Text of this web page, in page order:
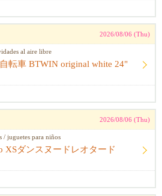
2026/08/06 (Thu)
al aire libre
転車 BTWIN original white 24"
2026/08/06 (Thu)
/ juguetes para niños
XSダンスヌードレオタード